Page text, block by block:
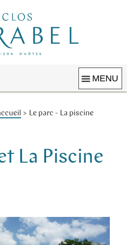
Mirabel
D'HÔTES
MENU
Réserver
Bienvenue
& La Piscine
- Nouvel An
> Le parc - La piscine
La Piscine